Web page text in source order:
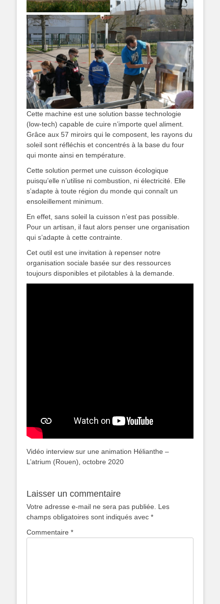
Cette machine est une solution basse technologie
(low-tech) capable de cuire n’importe quel aliment.
Grâce aux 57 miroirs qui le composent, les rayons du
soleil sont réfléchis et concentrés à la base du four
qui monte ainsi en température.
Cette solution permet une cuisson écologique
puisqu’elle n’utilise ni combustion, ni électricité. Elle
s’adapte à toute région du monde qui connaît un
ensoleillement minimum.
En effet, sans soleil la cuisson n’est pas possible.
Pour un artisan, il faut alors penser une organisation
qui s’adapte à cette contrainte.
Cet outil est une invitation à repenser notre
organisation sociale basée sur des ressources
toujours disponibles et pilotables à la demande.
Vidéo interview sur une animation Hélianthe –
L’atrium (Rouen), octobre 2020
Laisser un commentaire
Votre adresse e-mail ne sera pas publiée.
Les
champs obligatoires sont indiqués avec *
Commentaire *